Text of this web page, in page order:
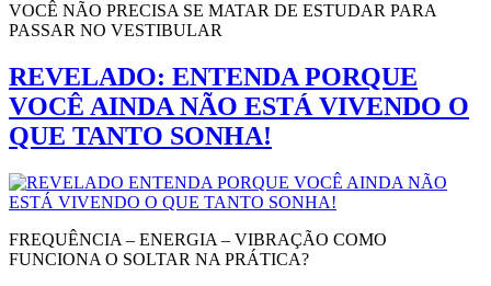
VOCÊ NÃO PRECISA SE MATAR DE ESTUDAR PARA
PASSAR NO VESTIBULAR
REVELADO: ENTENDA PORQUE
VOCÊ AINDA NÃO ESTÁ VIVENDO O
QUE TANTO SONHA!
FREQUÊNCIA – ENERGIA – VIBRAÇÃO COMO
FUNCIONA O SOLTAR NA PRÁTICA?